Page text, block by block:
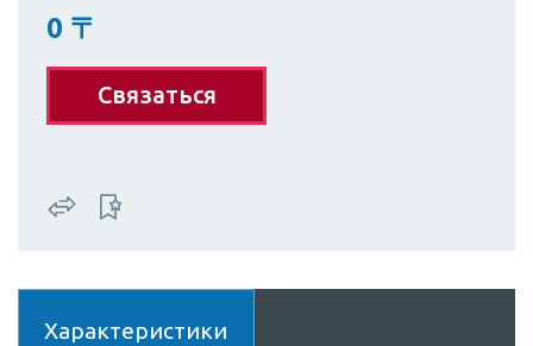
0 〒
Связаться
Характеристики